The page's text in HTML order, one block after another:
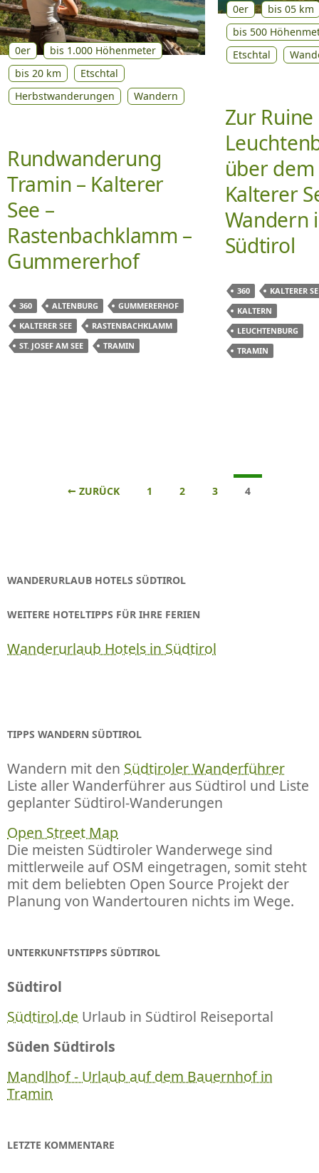
0er
bis 1.000 Höhenmeter
bis 20 km
Etschtal
Herbstwanderungen
Wandern
Rundwanderung
Tramin – Kalterer
See –
Rastenbachklamm –
Gummererhof
360 ALTENBURG
GUMMERERHOF
KALTERER SEE
RASTENBACHKLAMM
ST. JOSEF AM SEE
TRAMIN
0er
bis 05 km
bis 500
Etschtal
Zur Ruine
über dem
Kalterer
Wandern
Südtirol
360
KALTERER
KALTERN
LEUCHTENBURG
TRAMIN
← ZURÜCK 1 2 3 4
WANDERURLAUB HOTELS SÜDTIROL
WEITERE HOTELTIPPS FÜR IHRE FERIEN
Wanderurlaub Hotels in Südtirol
TIPPS WANDERN SÜDTIROL
Wandern mit den Südtiroler Wanderführer
Liste aller Wanderführer aus Südtirol und Liste
geplanter Südtirol-Wanderungen
Open Street Map
Die meisten Südtiroler Wanderwege sind
mittlerweile auf OSM eingetragen, somit steht
mit dem beliebten Open Source Projekt der
Planung von Wandertouren nichts im Wege.
UNTERKUNFTSTIPPS SÜDTIROL
Südtirol
Südtirol.de Urlaub in Südtirol Reiseportal
Süden Südtirols
Mandlhof - Urlaub auf dem Bauernhof in
Tramin
LETZTE KOMMENTARE